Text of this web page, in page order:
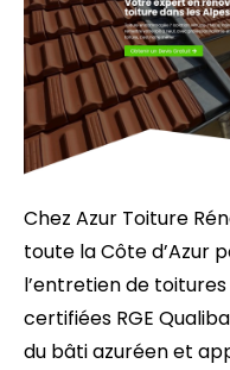
Chez Azur Toiture
toute la Côte d’Azur
l’entretien de
certifiées RGE
du bâti azuréen et